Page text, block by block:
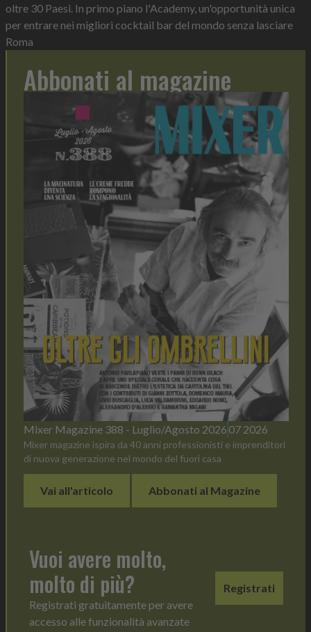
oltre 30 Paesi. In primo piano l'Academy, un'opportunità unica
per entrare nei migliori cocktail bar del mondo senza lasciare
Roma
Abbonati al magazine
Mixer Magazine 388 - Luglio/Agosto 2026 07 2026
Mixer magazine ispira da 40 anni professionisti e imprenditori
di nuova generazione nel mondo del fuori casa
Vai all'articolo Abbonati al Magazine
Vuoi avere molto,
molto di più?
Registrati gratuitamente per avere
accesso alle funzionalità avanzate
Registrati